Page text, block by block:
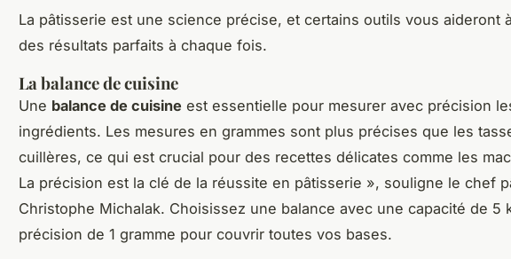
La pâtisserie est une science précise, et certains outils vous aideront
des résultats parfaits à chaque fois.
La balance de cuisine
Une balance de cuisine est essentielle pour mesurer avec précision
ingrédients. Les mesures en grammes sont plus précises que les
cuillères, ce qui est crucial pour des recettes délicates comme les
La précision est la clé de la réussite en pâtisserie », souligne le chef
Christophe Michalak. Choisissez une balance avec une capacité de 5
précision de 1 gramme pour couvrir toutes vos bases.